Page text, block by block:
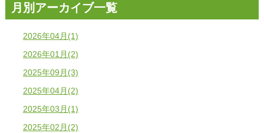
月別アーカイブ一覧
2026年04月(1)
2026年01月(2)
2025年09月(3)
2025年04月(2)
2025年03月(1)
2025年02月(2)